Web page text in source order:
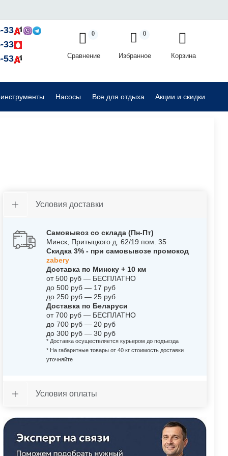
33
33
53
0
Сравнение
0
Избранное Корзина
Комплектующие для садовой техники
Насосы Все для отдыха Акции и скидки
Условия доставки
Самовывоз со склада (Пн-Пт)
Минск, Притыцкого д. 62/19 пом. 35
Скидка 3% - при самовывозе промокод
zabery
Доставка по Минску + 10 км
от 500 руб — БЕСПЛАТНО
до 500 руб — 17 руб
до 250 руб — 25 руб
Доставка по Беларуси
от 700 руб — БЕСПЛАТНО
до 700 руб — 20 руб
до 300 руб — 30 руб
* Доставка осуществляется курьером до подъезда
* На габаритные товары от 40 кг стоимость доставки
уточняйте
Условия оплаты